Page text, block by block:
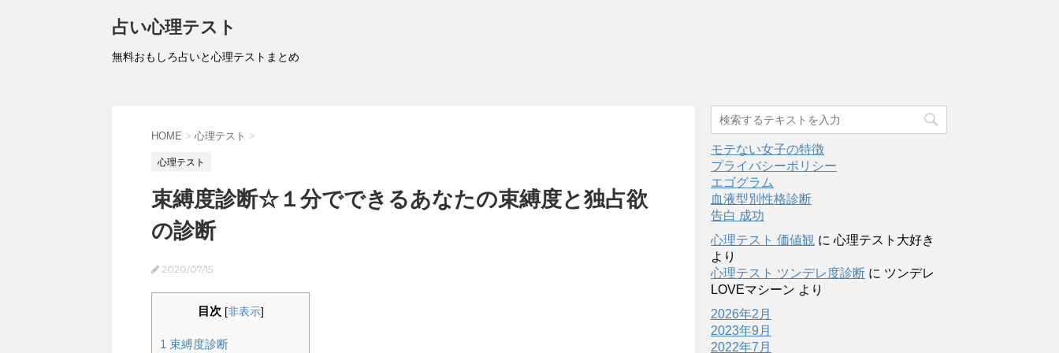
占い心理テスト
無料おもしろ占いと心理テストまとめ
HOME > 心理テスト >
心理テスト
束縛度診断☆１分でできるあなたの束縛度と独占欲
の診断
2020/07/15
目次 [非表示]
1 束縛度診断
モテない女子の特徴
プライバシーポリシー
エゴグラム
血液型別性格診断
告白 成功
心理テスト 価値観 に 心理テスト大好き
より
心理テスト ツンデレ度診断 に ツンデレ
LOVEマシーン より
2026年2月
2023年9月
2022年7月